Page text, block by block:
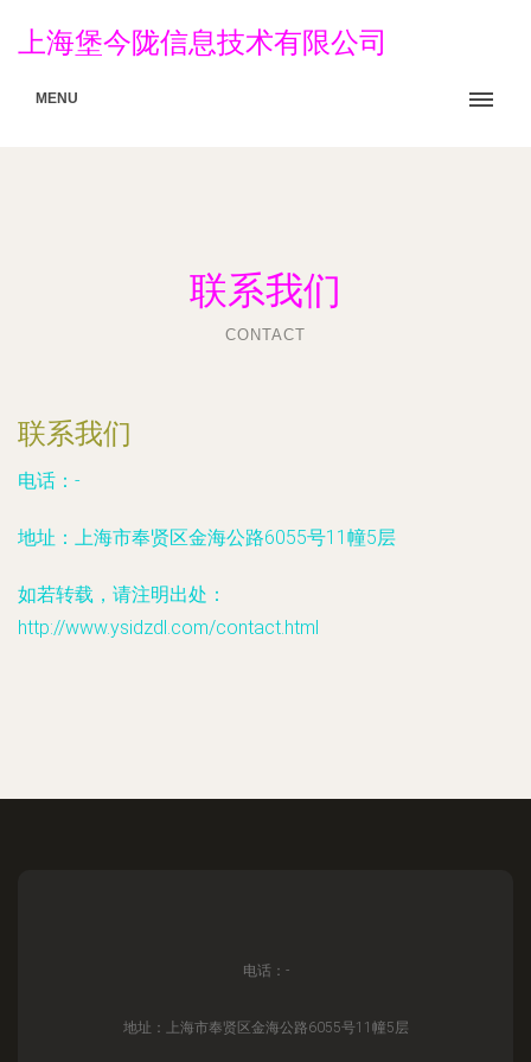
上海堡今陇信息技术有限公司
MENU
联系我们
CONTACT
联系我们
电话：-
地址：上海市奉贤区金海公路6055号11幢5层
如若转载，请注明出处：
http://www.ysidzdl.com/contact.html
电话：-
地址：上海市奉贤区金海公路6055号11幢5层